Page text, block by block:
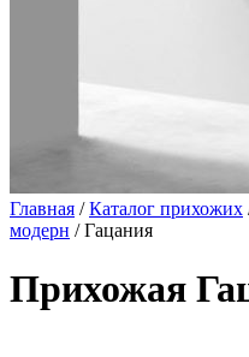
Главная /Каталог прихожих
модерн / Гацания
Прихожая